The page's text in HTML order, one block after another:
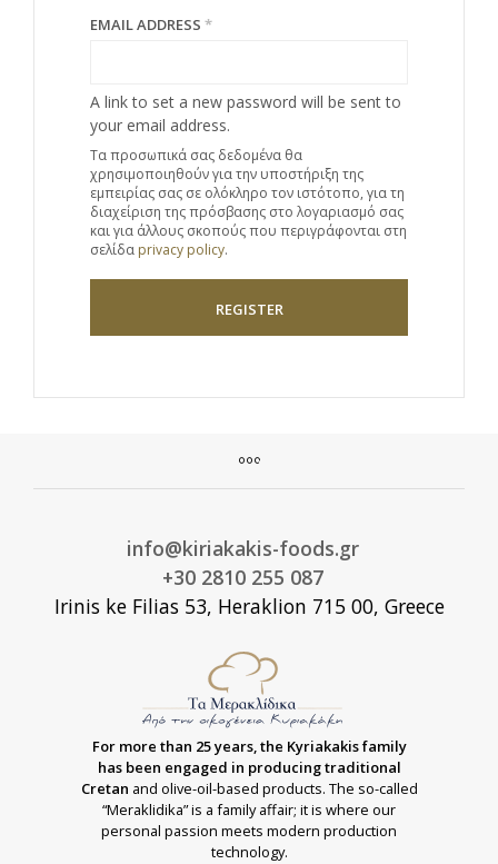
EMAIL ADDRESS *
A link to set a new password will be sent to
your email address.
Τα προσωπικά σας δεδομένα θα
χρησιμοποιηθούν για την υποστήριξη της
εμπειρίας σας σε ολόκληρο τον ιστότοπο, για τη
διαχείριση της πρόσβασης στο λογαριασμό σας
και για άλλους σκοπούς που περιγράφονται στη
σελίδα privacy policy.
REGISTER
info@kiriakakis-foods.gr
+30 2810 255 087
Irinis ke Filias 53, Heraklion 715 00, Greece
For more than 25 years, the Kyriakakis family
has been engaged in producing traditional
Cretan and olive-oil-based products. The so-called
“Meraklidika” is a family affair; it is where our
personal passion meets modern production
technology.